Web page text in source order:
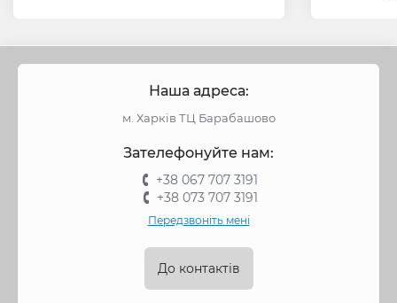
Наша адреса:
м. Харків ТЦ Барабашово
Зателефонуйте нам:
+38 067 707 3191
+38 073 707 3191
Передзвоніть мені
До контактів